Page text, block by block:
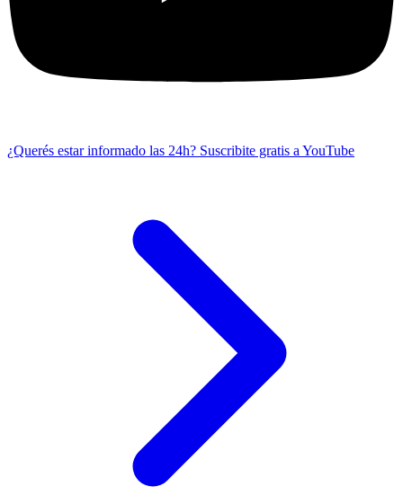
¿Querés estar informado las 24h? Suscribite gratis a YouTube